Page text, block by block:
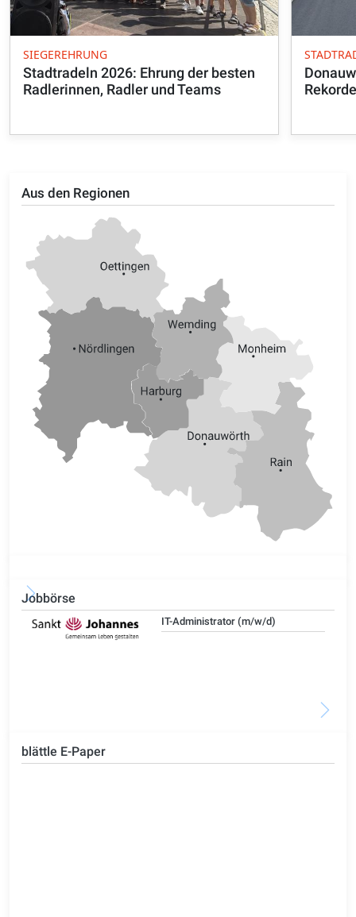
Aus den Regionen
Jobbörse
IT-Administrator (m/w/d)
blättle E-Paper
SIEGEREHRUNG
Stadtradeln 2026: Ehrung der besten
Radlerinnen, Radler und Teams